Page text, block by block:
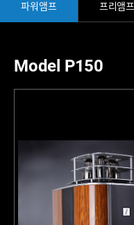
파워앰프 프리앰프
Model P150